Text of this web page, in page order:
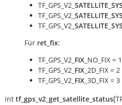
TF_GPS_V2_
TF_GPS_V2_
TF_GPS_V2_
Für ret_fix:
TF_GPS_V2_ FIX _NO_FIX = 1
TF_GPS_V2_ FIX _2D_FIX = 2
TF_GPS_V2_ FIX _3D_FIX = 3
int tf_gps_v2_get_satellite_status(